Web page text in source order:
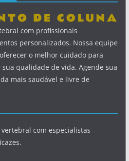
com profissionais
personalizados. Nossa equipe
o melhor cuidado para
qualidade de vida. Agende sua
mais saudável e livre de
com especialistas